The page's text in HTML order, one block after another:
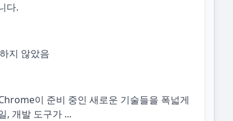
다.
지 않았음
이 준비 중인 새로운 기술들을 폭넓게
, 개발 도구가 ...